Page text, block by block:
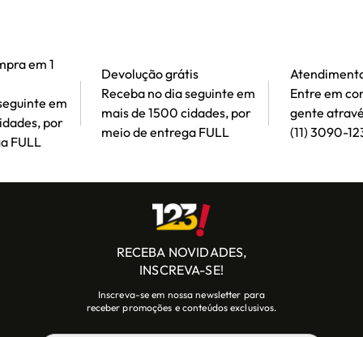
em 1
em
por
FULL
Devolução grátis
Receba no dia seguinte em
mais de 1500 cidades, por
meio de entrega FULL
Entre em
gente
(11) 3090-
RECEBA NOVIDADES,
INSCREVA-SE!
Inscreva-se em nossa newsletter para
receber promoções e conteúdos exclusivos.